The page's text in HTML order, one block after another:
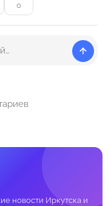
0
новости Иркутска и